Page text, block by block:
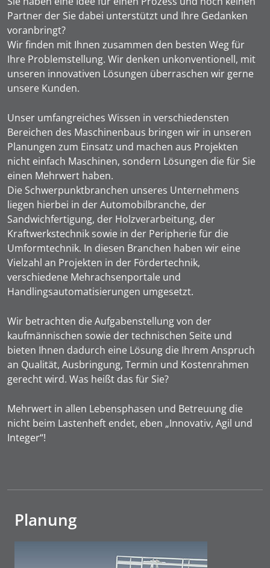
Partner der Sie dabei unterstützt und Ihre Gedanken
voranbringt?
Wir finden mit Ihnen zusammen den besten Weg für
Ihre Problemstellung. Wir denken unkonventionell, mit
unseren innovativen Lösungen überraschen wir gerne
unsere Kunden.
Unser umfangreiches Wissen in verschiedensten
Bereichen des Maschinenbaus bringen wir in unseren
Planungen zum Einsatz und machen aus Projekten
nicht einfach Maschinen, sondern Lösungen die für Sie
einen Mehrwert haben.
Die Schwerpunktbranchen unseres Unternehmens
liegen hierbei in der Automobilbranche, der
Sandwichfertigung, der Holzverarbeitung, der
Kraftwerkstechnik sowie in der Peripherie für die
Umformtechnik. In diesen Branchen haben wir eine
Vielzahl an Projekten in der Fördertechnik,
verschiedene Mehrachsenportale und
Handlingsautomatisierungen umgesetzt.
Wir betrachten die Aufgabenstellung von der
kaufmännischen sowie der technischen Seite und
bieten Ihnen dadurch eine Lösung die Ihrem Anspruch
an Qualität, Ausbringung, Termin und Kostenrahmen
gerecht wird. Was heißt das für Sie?
Mehrwert in allen Lebensphasen und Betreuung die
nicht beim Lastenheft endet, eben „Innovativ, Agil und
Integer“!
Planung